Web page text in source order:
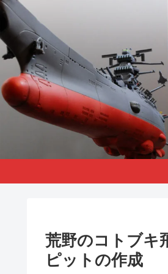
荒野のコトブ
ピットの作成